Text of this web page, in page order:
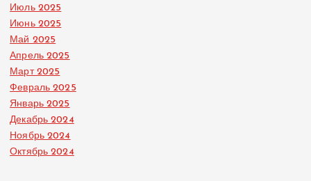
Июль 2025
Июнь 2025
Май 2025
Апрель 2025
Март 2025
Февраль 2025
Январь 2025
Декабрь 2024
Ноябрь 2024
Октябрь 2024